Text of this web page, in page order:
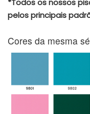
*Todos os nossos
pelos principais
Cores da mesma